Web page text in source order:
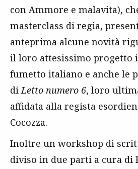
con Ammore e malavita),
masterclass di regia,
anteprima alcune novità
il loro attesissimo progetto
fumetto italiano e anche le
diLetto numero 6, loro
affidata alla regista
Cocozza.
Inoltre un workshop di
diviso in due parti a cura di